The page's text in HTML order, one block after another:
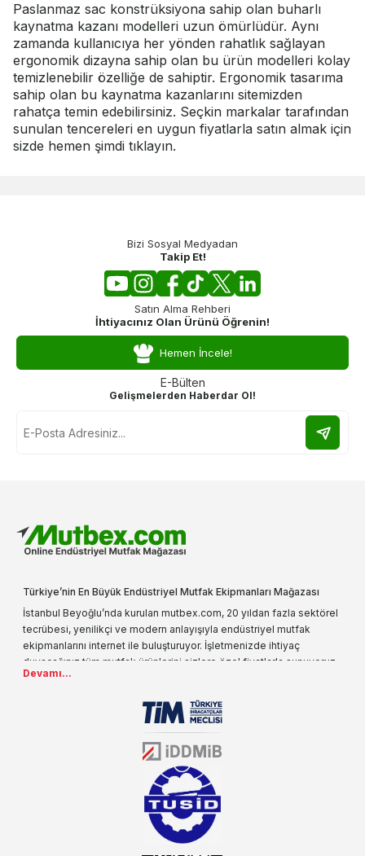
Paslanmaz sac konstrüksiyona sahip olan buharlı
kaynatma kazanı modelleri uzun ömürlüdür. Aynı
zamanda kullanıcıya her yönden rahatlık sağlayan
ergonomik dizayna sahip olan bu ürün modelleri kolay
temizlenebilir özelliğe de sahiptir. Ergonomik tasarıma
sahip olan bu kaynatma kazanlarını sitemizden
rahatça temin edebilirsiniz. Seçkin markalar tarafından
sunulan tencereleri en uygun fiyatlarla satın almak için
sizde hemen şimdi tıklayın.
Bizi Sosyal Medyadan
Takip Et!
Satın Alma Rehberi
İhtiyacınız Olan Ürünü Öğrenin!
Hemen İncele!
E-Bülten
Gelişmelerden Haberdar Ol!
Türkiye’nin En Büyük Endüstriyel Mutfak Ekipmanları Mağazası
İstanbul Beyoğlu’nda kurulan mutbex.com, 20 yıldan fazla sektörel
tecrübesi, yenilikçi ve modern anlayışıyla endüstriyel mutfak
ekipmanlarını internet ile buluşturuyor. İşletmenizde ihtiyaç
duyacağınız tüm mutfak ürünlerini sizlere özel fiyatlarla sunuyoruz.
Endüstriyel mutfak malzemesi deyince akla gelen ilk adreslerden
sektörün farklı alanlarında da faliyet gösteren mutbex.com,
Öztiryakiler resmi bayisidir. Öztiryakiler ürünleri üzerinde büyük bir
donanıma sahip ekibi ile müşterilerine koşulsuz destek sunan
mutbex.com ile endüstriyel mutfak malzemeleri konusunda
alacağınız hizmet standartların her zaman üstünde olacaktır.
Devamı...